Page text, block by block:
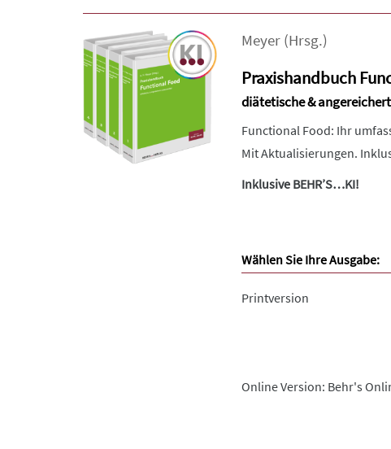
Meyer (Hrsg.)
Praxishandbuch
diätetische &
Functional Food: Ihr
Mit Aktualisierungen.
Inklusive BEHR’S…KI!
Wählen Sie Ihre Ausgabe:
Printversion
Online Version: Behr's